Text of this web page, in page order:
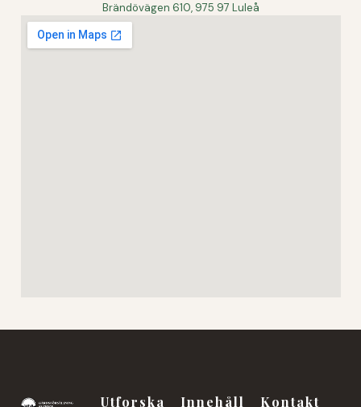
Brändövägen 610, 975 97 Luleå
Utforska Innehåll Kontakt